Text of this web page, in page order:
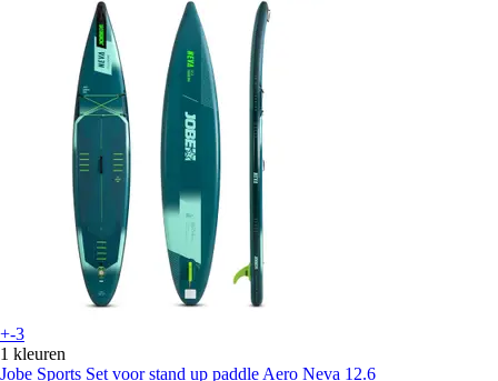
+-3
1 kleuren
Jobe Sports Set voor stand up paddle Aero Neva 12.6